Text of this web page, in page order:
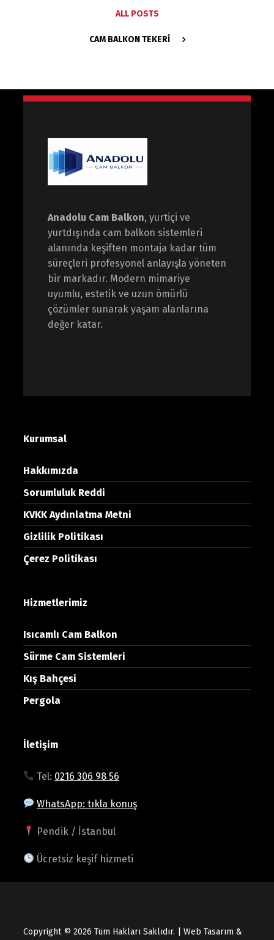
ALL POSTS
CAM BALKON TEKERI
Anadolu Cam Balkon, yurtiçi ve
yurtdışında cam balkon sistemleri
alanında keşiften montaja kadar tüm
süreçleri profesyonel anlayışla yöneten
bir markadır. Modern mimariye
uyumlu, estetik ve uzun ömürlü
çözümler sunarak yaşam alanlarına
değer katar.
Kurumsal
Hakkımızda
Sorumluluk Reddi
KVKK Aydınlatma Metni
Gizlilik Politikası
Çerez Politikası
Hizmetlerimiz
Isıcamlı Cam Balkon
Sürme Cam Sistemleri
Kış Bahçesi
Pergola
İletişim
Tel: 0216 306 98 56
WhatsApp: tıkla konuş
Pendik / İstanbul
Ücretsiz keşif hizmeti
Copyright © 2026 Tüm Hakları Saklıdır. | Web Tasarım &